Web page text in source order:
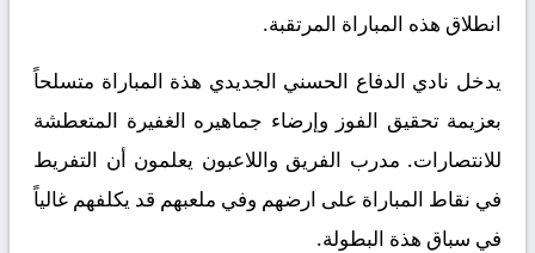
انطلاق هذه المباراة المرتقبة.
يدخل نادي الدفاع الحسني الجديدي هذة المباراة متسلحاً
بعزيمة تحقيق الفوز وإرضاء جماهيره الغفيرة المتعطشة
للانتصارات. مدرب الفريق واللاعبون يعلمون أن التفريط
في نقاط المباراة على ارضهم وفي ملعبهم قد يكلفهم غالياً
في سباق هذة البطولة.